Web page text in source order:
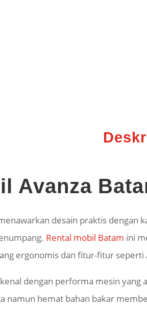
Avanza
desain praktis dengan
Rental mobil Batam ini
ergonomis dan fitur-fitur
dengan performa mesin
namun hemat bahan bakar